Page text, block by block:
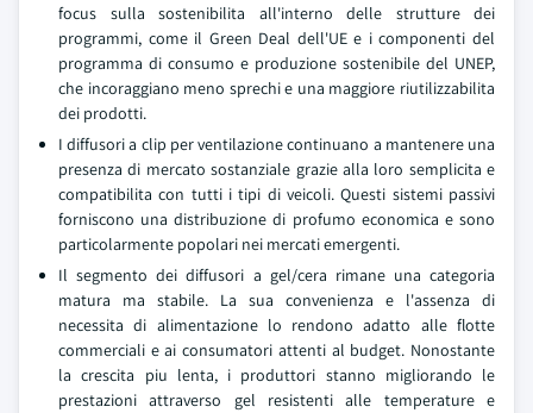
focus sulla sostenibilita all'interno delle strutture dei
programmi, come il Green Deal dell'UE e i componenti del
programma di consumo e produzione sostenibile del UNEP,
che incoraggiano meno sprechi e una maggiore riutilizzabilita
dei prodotti.
I diffusori a clip per ventilazione continuano a mantenere una
presenza di mercato sostanziale grazie alla loro semplicita e
compatibilita con tutti i tipi di veicoli. Questi sistemi passivi
forniscono una distribuzione di profumo economica e sono
particolarmente popolari nei mercati emergenti.
Il segmento dei diffusori a gel/cera rimane una categoria
matura ma stabile. La sua convenienza e l'assenza di
necessita di alimentazione lo rendono adatto alle flotte
commerciali e ai consumatori attenti al budget. Nonostante
la crescita piu lenta, i produttori stanno migliorando le
prestazioni attraverso gel resistenti alle temperature e